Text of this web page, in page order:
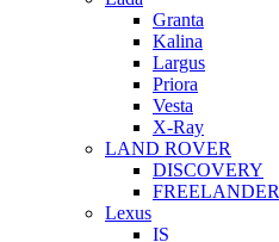
Granta
Kalina
Largus
Priora
Vesta
X-Ray
LAND ROVER
DISCOVERY
FREELANDER
Lexus
IS